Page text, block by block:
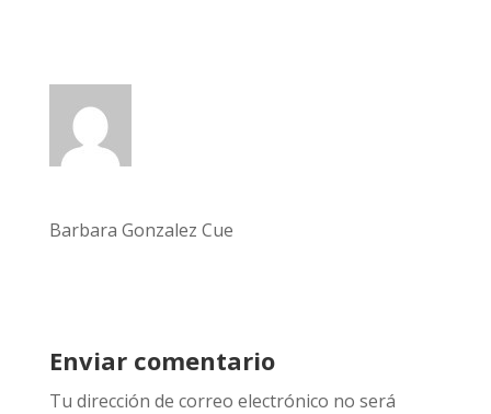
Barbara Gonzalez Cue
Enviar comentario
Tu dirección de correo electrónico no será